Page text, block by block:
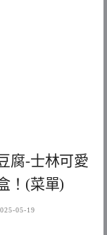
腐-士林可愛
！(菜單)
05-19